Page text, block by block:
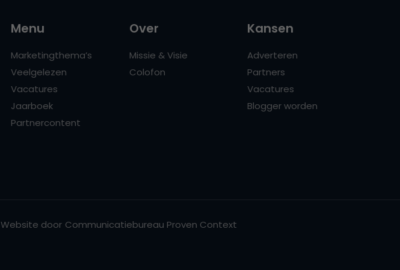
Menu
Marketingthema’s
Veelgelezen
Vacatures
Jaarboek
Partnercontent
Over
Missie & Visie
Colofon
Kansen
Adverteren
Partners
Vacatures
Blogger worden
Website door Communicatiebureau Proven Context